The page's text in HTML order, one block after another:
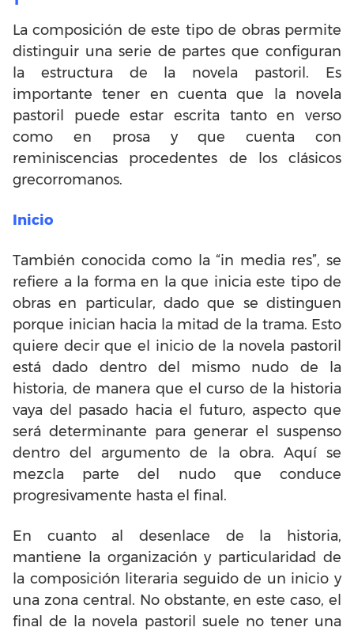
La composición de este tipo de obras permite
distinguir una serie de partes que configuran
la estructura de la novela pastoril. Es
importante tener en cuenta que la novela
pastoril puede estar escrita tanto en verso
como en prosa y que cuenta con
reminiscencias procedentes de los clásicos
grecorromanos.
Inicio
También conocida como la “in media res”, se
refiere a la forma en la que inicia este tipo de
obras en particular, dado que se distinguen
porque inician hacia la mitad de la trama. Esto
quiere decir que el inicio de la novela pastoril
está dado dentro del mismo nudo de la
historia, de manera que el curso de la historia
vaya del pasado hacia el futuro, aspecto que
será determinante para generar el suspenso
dentro del argumento de la obra. Aquí se
mezcla parte del nudo que conduce
progresivamente hasta el final.
En cuanto al desenlace de la historia,
mantiene la organización y particularidad de
la composición literaria seguido de un inicio y
una zona central. No obstante, en este caso, el
final de la novela pastoril suele no tener una